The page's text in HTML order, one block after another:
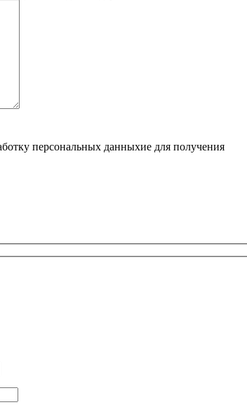
персональных данныхие для получения